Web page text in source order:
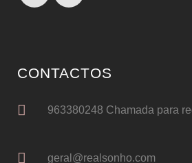
CONTACTOS
963380248 Chamada para
geral@realsonho.com